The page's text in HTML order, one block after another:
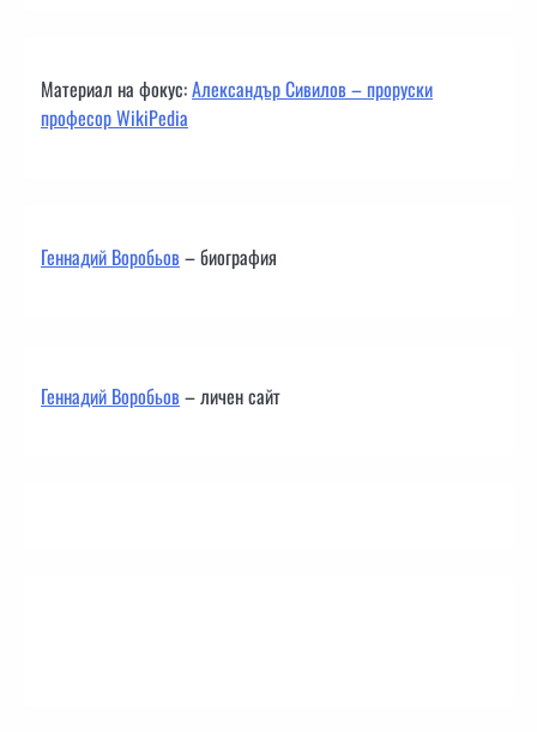
Материал на фокус:Александър Сивилов – проруски
професор WikiPedia
Геннадий Воробьов– биография
Геннадий Воробьов– личен сайт